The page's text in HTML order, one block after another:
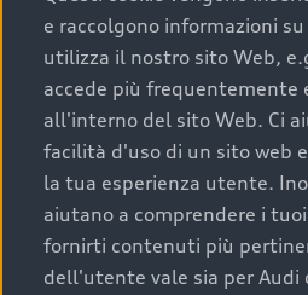
uno stato migliore del
durata nel tempo;
cronologia dei tagliandi:
completa della vettura
costante e accurata;
condizioni della
buona conservazione
precedente proprietario;
e raccolgono informazioni
utilizza il nostro sito Web,
accede più frequentemente
all'interno del sito Web. Ci
facilità d'uso di un sito web
la tua esperienza utente.
aiutano a comprendere i
fornirti contenuti più
dell'utente vale sia per Audi